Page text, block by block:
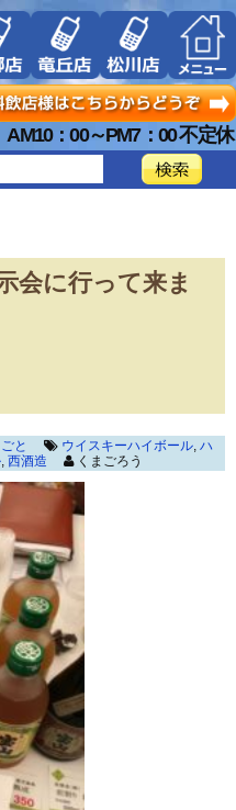
AM10：00～PM7：00 不定休
会に行って来ま
と ウイスキーハイボール, ハ
, 西酒造 くまごろう